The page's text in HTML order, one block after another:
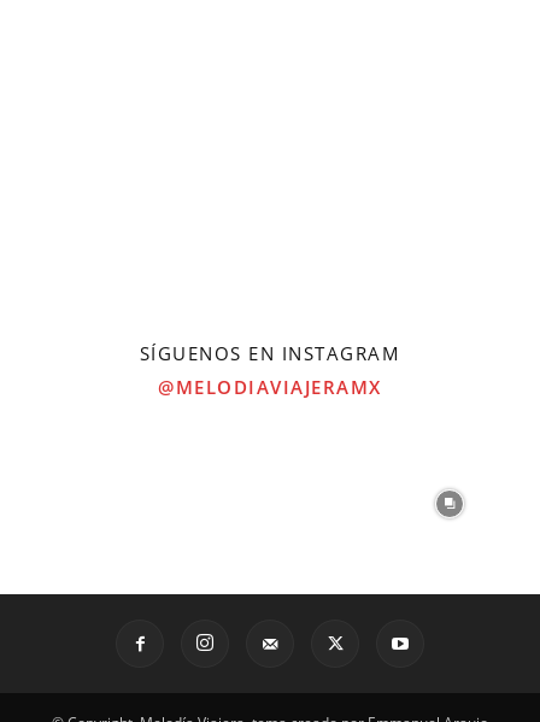
SÍGUENOS EN INSTAGRAM
@MELODIAVIAJERAMX